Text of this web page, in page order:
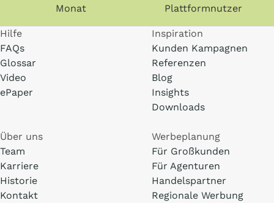
Monat
Plattformnutzer
Hilfe
FAQs
Glossar
Video
ePaper
Inspiration
Kunden Kampagnen
Referenzen
Blog
Insights
Downloads
Über uns
Team
Karriere
Historie
Kontakt
Werbeplanung
Für Großkunden
Für Agenturen
Handelspartner
Regionale Werbung